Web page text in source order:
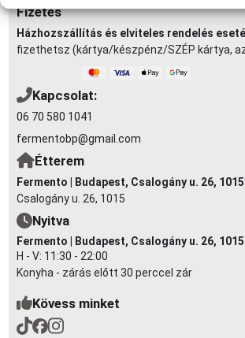
Fizetés
Házhozszállítás és elviteles rendelés
fizethetsz (kártya/készpénz/SZÉP kártya,
Kapcsolat:
06 70 580 1041
fermentobp@gmail.com
Étterem
Fermento | Budapest, Csalogány u. 26,
Csalogány u. 26, 1015
Nyitva
Fermento | Budapest, Csalogány u. 26, 1015
H - V: 11:30 - 22:00
Konyha - zárás előtt 30 perccel zár
Kövess minket